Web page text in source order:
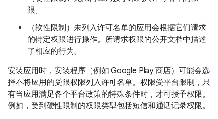
限。
（软性限制）未列入许可名单的应用会根据它们请求
的特定权限进行操作。所请求权限的公开文档中描述
了相应的行为。
安装应用时，安装程序（例如 Google Play 商店）可能会选
择不将应用的受限权限列入许可名单。权限受平台限制，只
有当应用满足各个平台政策的特殊条件时，才可授予权限。
例如，受到硬性限制的权限类型包括短信和通话记录权限。